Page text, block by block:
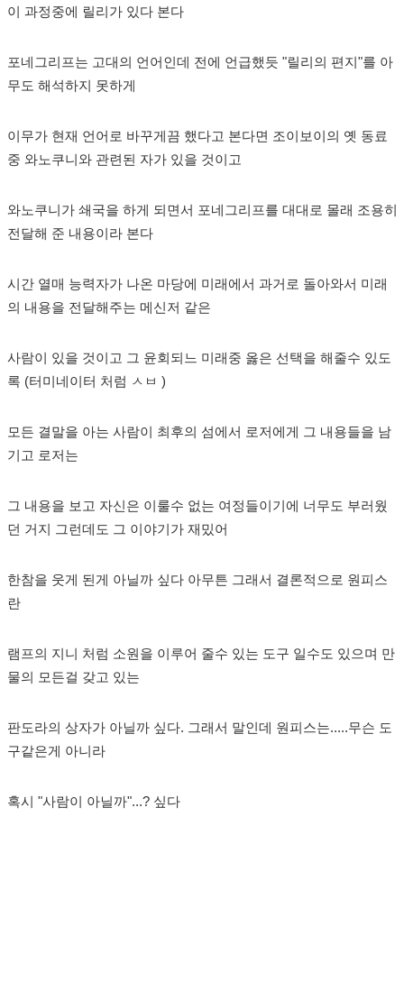
이 과정중에 릴리가 있다 본다
포네그리프는 고대의 언어인데 전에 언급했듯 "릴리의 편지"를 아
무도 해석하지 못하게
이무가 현재 언어로 바꾸게끔 했다고 본다면 조이보이의 옛 동료
중 와노쿠니와 관련된 자가 있을 것이고
와노쿠니가 쇄국을 하게 되면서 포네그리프를 대대로 몰래 조용히
전달해 준 내용이라 본다
시간 열매 능력자가 나온 마당에 미래에서 과거로 돌아와서 미래
의 내용을 전달해주는 메신저 같은
사람이 있을 것이고 그 윤회되느 미래중 옳은 선택을 해줄수 있도
록 (터미네이터 처럼 ㅅㅂ )
모든 결말을 아는 사람이 최후의 섬에서 로저에게 그 내용들을 남
기고 로저는
그 내용을 보고 자신은 이룰수 없는 여정들이기에 너무도 부러웠
던 거지 그런데도 그 이야기가 재밌어
한참을 웃게 된게 아닐까 싶다 아무튼 그래서 결론적으로 원피스
란
램프의 지니 처럼 소원을 이루어 줄수 있는 도구 일수도 있으며 만
물의 모든걸 갖고 있는
판도라의 상자가 아닐까 싶다. 그래서 말인데 원피스는.....무슨 도
구같은게 아니라
혹시 "사람이 아닐까"...? 싶다